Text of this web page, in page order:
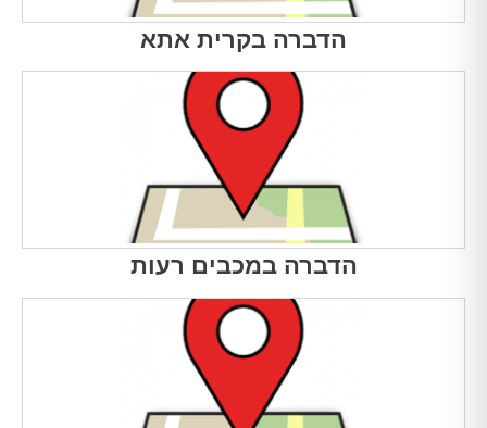
הדברה בקרית אתא
הדברה במכבים רעות